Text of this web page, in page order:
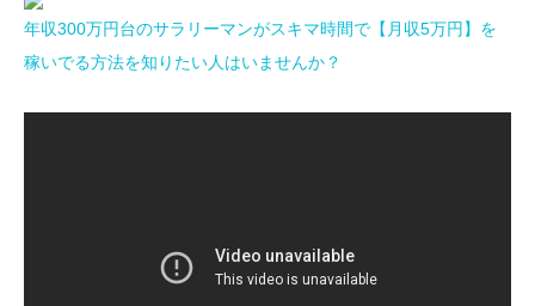
年収300万円台のサラリーマンがスキマ時間で【月収5万円】を
稼いでる方法を知りたい人はいませんか？